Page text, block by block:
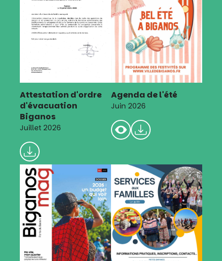
Attestation d'ordre
d'évacuation
Biganos
Juillet 2026
Agenda de l'été
Juin 2026